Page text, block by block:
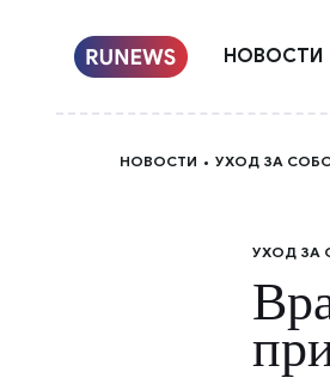
НОВОСТИ
НОВОСТИ УХОД ЗА
УХОД ЗА